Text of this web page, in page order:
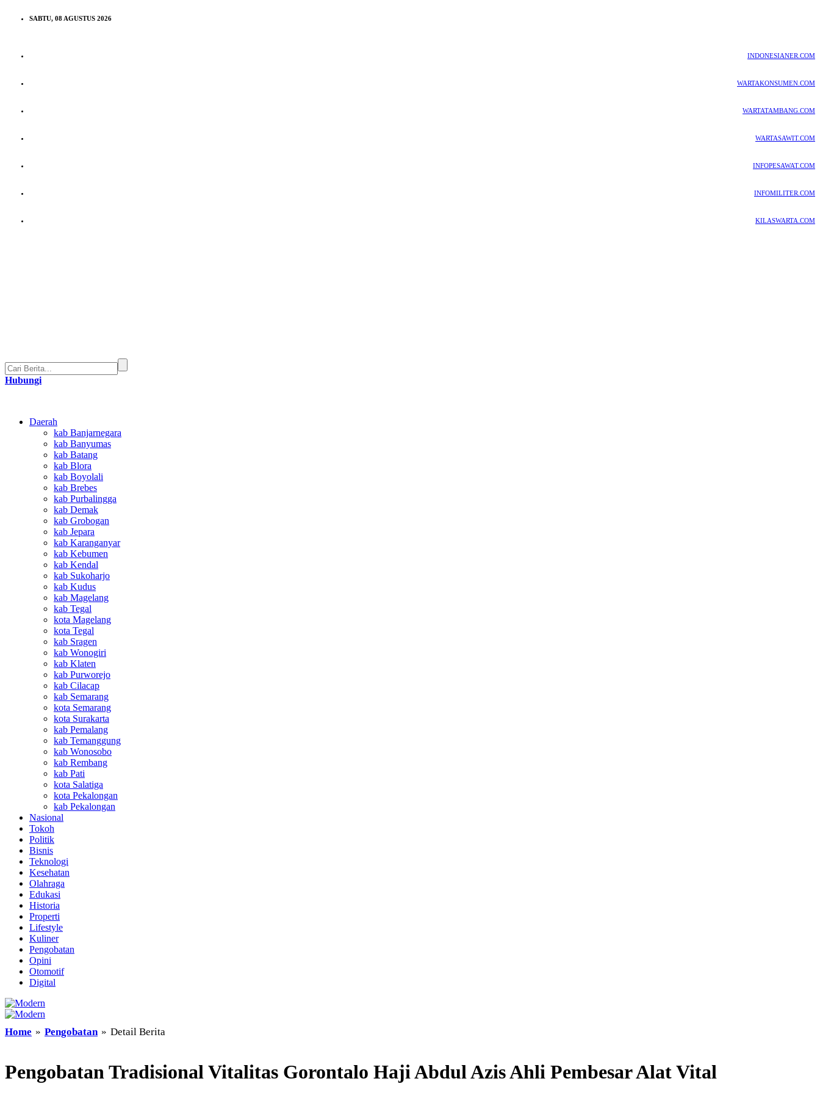
SABTU, 08 AGUSTUS 2026
INDONESIANER.COM
WARTAKONSUMEN.COM
WARTATAMBANG.COM
WARTASAWIT.COM
INFOPESAWAT.COM
INFOMILITER.COM
KILASWARTA.COM
Hubungi
Daerah
kab Banjarnegara
kab Banyumas
kab Batang
kab Blora
kab Boyolali
kab Brebes
kab Purbalingga
kab Demak
kab Grobogan
kab Jepara
kab Karanganyar
kab Kebumen
kab Kendal
kab Sukoharjo
kab Kudus
kab Magelang
kab Tegal
kota Magelang
kota Tegal
kab Sragen
kab Wonogiri
kab Klaten
kab Purworejo
kab Cilacap
kab Semarang
kota Semarang
kota Surakarta
kab Pemalang
kab Temanggung
kab Wonosobo
kab Rembang
kab Pati
kota Salatiga
kota Pekalongan
kab Pekalongan
Nasional
Tokoh
Politik
Bisnis
Teknologi
Kesehatan
Olahraga
Edukasi
Historia
Properti
Lifestyle
Kuliner
Pengobatan
Opini
Otomotif
Digital
Home » Pengobatan » Detail Berita
Pengobatan Tradisional Vitalitas Gorontalo Haji Abdul Azis Ahli Pembesar Alat Vital